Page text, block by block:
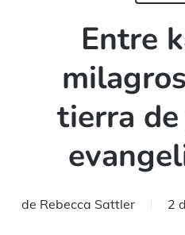
Entre
tierra
de Rebecca Sattler 2